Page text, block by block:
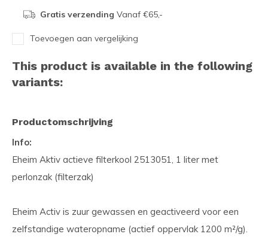
Gratis verzending Vanaf €65,-
Toevoegen aan vergelijking
This product is available in the following
variants:
Productomschrijving
Info:
Eheim Aktiv actieve filterkool 2513051, 1 liter met
perlonzak (filterzak)
Eheim Activ is zuur gewassen en geactiveerd voor een
zelfstandige wateropname (actief oppervlak 1200 m²/g).